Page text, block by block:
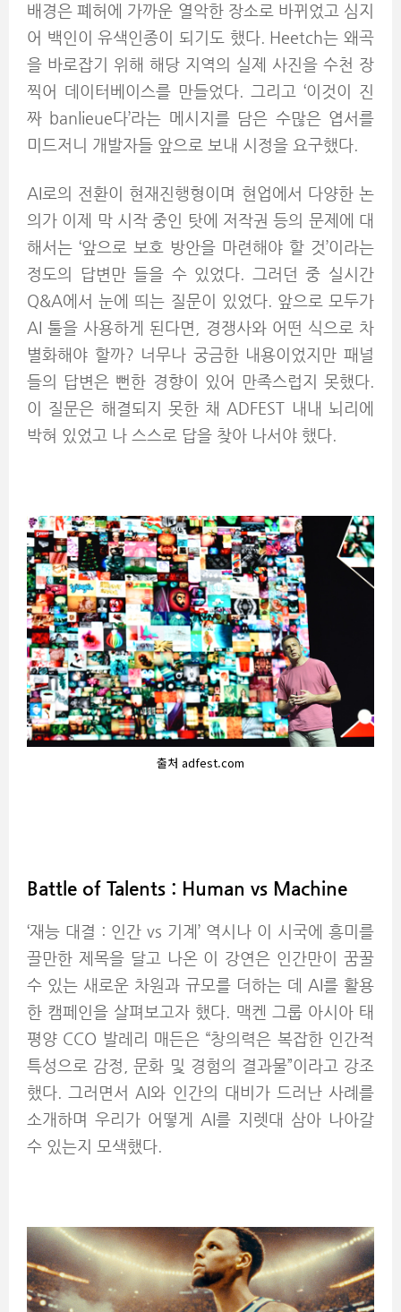
배경은 폐허에 가까운 열악한 장소로 바뀌었고 심지
어 백인이 유색인종이 되기도 했다. Heetch는 왜곡
을 바로잡기 위해 해당 지역의 실제 사진을 수천 장
찍어 데이터베이스를 만들었다. 그리고 ‘이것이 진
짜 banlieue다’라는 메시지를 담은 수많은 엽서를
미드저니 개발자들 앞으로 보내 시정을 요구했다.
AI로의 전환이 현재진행형이며 현업에서 다양한 논
의가 이제 막 시작 중인 탓에 저작권 등의 문제에 대
해서는 ‘앞으로 보호 방안을 마련해야 할 것’이라는
정도의 답변만 들을 수 있었다. 그러던 중 실시간
Q&A에서 눈에 띄는 질문이 있었다. 앞으로 모두가
AI 툴을 사용하게 된다면, 경쟁사와 어떤 식으로 차
별화해야 할까? 너무나 궁금한 내용이었지만 패널
들의 답변은 뻔한 경향이 있어 만족스럽지 못했다.
이 질문은 해결되지 못한 채 ADFEST 내내 뇌리에
박혀 있었고 나 스스로 답을 찾아 나서야 했다.
출처 adfest.com
Battle of Talents : Human vs Machine
‘재능 대결 : 인간 vs 기계’ 역시나 이 시국에 흥미를
끌만한 제목을 달고 나온 이 강연은 인간만이 꿈꿀
수 있는 새로운 차원과 규모를 더하는 데 AI를 활용
한 캠페인을 살펴보고자 했다. 맥켄 그룹 아시아 태
평양 CCO 발레리 매든은 “창의력은 복잡한 인간적
특성으로 감정, 문화 및 경험의 결과물”이라고 강조
했다. 그러면서 AI와 인간의 대비가 드러난 사례를
소개하며 우리가 어떻게 AI를 지렛대 삼아 나아갈
수 있는지 모색했다.